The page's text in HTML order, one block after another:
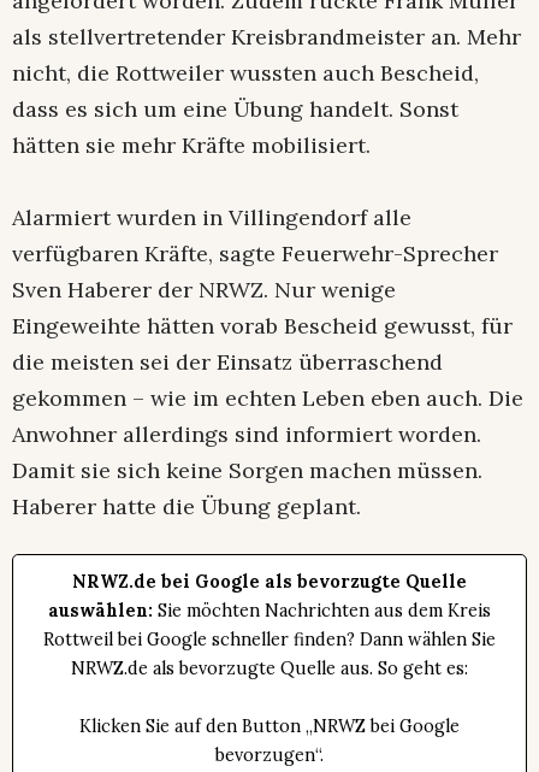
als stellvertretender Kreisbrandmeister an. Mehr
nicht, die Rottweiler wussten auch Bescheid,
dass es sich um eine Übung handelt. Sonst
hätten sie mehr Kräfte mobilisiert.
Alarmiert wurden in Villingendorf alle
verfügbaren Kräfte, sagte Feuerwehr-Sprecher
Sven Haberer der NRWZ. Nur wenige
Eingeweihte hätten vorab Bescheid gewusst, für
die meisten sei der Einsatz überraschend
gekommen – wie im echten Leben eben auch. Die
Anwohner allerdings sind informiert worden.
Damit sie sich keine Sorgen machen müssen.
Haberer hatte die Übung geplant.
NRWZ.de bei Google als bevorzugte Quelle
auswählen: Sie möchten Nachrichten aus dem Kreis
Rottweil bei Google schneller finden? Dann wählen Sie
NRWZ.de als bevorzugte Quelle aus. So geht es:
Klicken Sie auf den Button „NRWZ bei Google
bevorzugen“.